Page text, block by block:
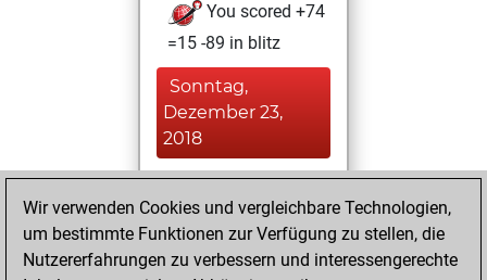
You scored +74
=15 -89 in blitz
Sonntag,
Dezember 23,
2018
You played 1
bullet games
Play
You scored +0
Wir verwenden Cookies und vergleichbare Technologien,
um bestimmte Funktionen zur Verfügung zu stellen, die
Nutzererfahrungen zu verbessern und interessengerechte